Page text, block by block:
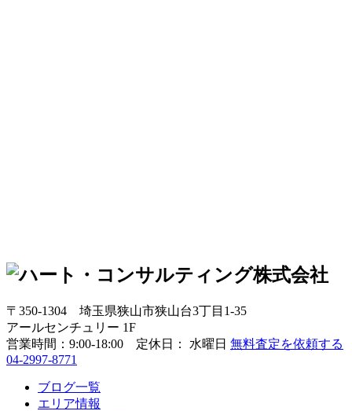
〒350-1304 埼玉県狭山市狭山台3丁目1-35
アールセンチュリー 1F
営業時間： 9:00-18:00 定休日： 水曜日 無料査定を依頼する
04-2997-8771
ブログ一覧
エリア情報